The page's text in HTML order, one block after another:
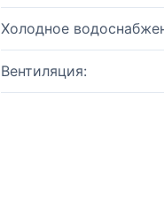
Холодное
Вентиляция: